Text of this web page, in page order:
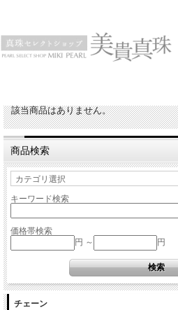
該当商品はありません。
商品検索
キーワード検索
価格帯検索
円 ～
円
チェーン